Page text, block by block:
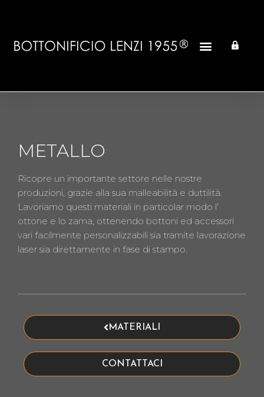
METALLO
Ricopre un importante settore nelle nostre
produzioni, grazie alla sua malleabilità e duttilità.
Lavoriamo questi materiali in particolar modo l’
ottone e lo zama, ottenendo bottoni ed accessori
vari facilmente personalizzabili sia tramite lavorazione
laser sia direttamente in fase di stampo.
MATERIALI
CONTATTACI